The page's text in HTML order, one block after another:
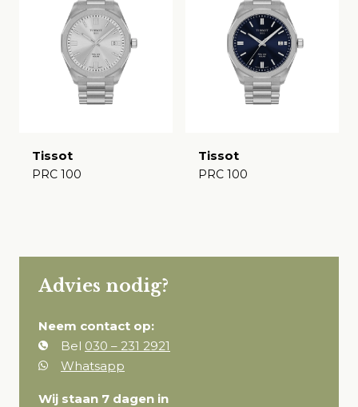
Tissot
PRC 100
Tissot
PRC 100
Advies nodig?
Neem contact op:
Bel 030 – 231 2921
Whatsapp
Wij staan 7 dagen in